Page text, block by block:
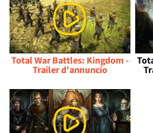
Total War Battles: Kingdom -
Trailer d'annuncio